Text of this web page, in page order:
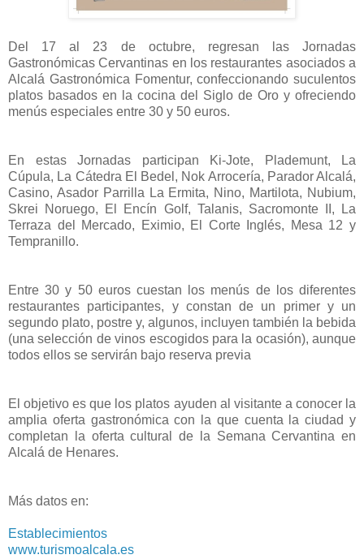
Del 17 al 23 de octubre, regresan las Jornadas
Gastronómicas Cervantinas en los restaurantes asociados a
Alcalá Gastronómica Fomentur, confeccionando suculentos
platos basados en la cocina del Siglo de Oro y ofreciendo
menús especiales entre 30 y 50 euros.
En estas Jornadas participan Ki-Jote, Plademunt, La
Cúpula, La Cátedra El Bedel, Nok Arrocería, Parador Alcalá,
Casino, Asador Parrilla La Ermita, Nino, Martilota, Nubium,
Skrei Noruego, El Encín Golf, Talanis, Sacromonte II, La
Terraza del Mercado, Eximio, El Corte Inglés, Mesa 12 y
Tempranillo.
Entre 30 y 50 euros cuestan los menús de los diferentes
restaurantes participantes, y constan de un primer y un
segundo plato, postre y, algunos, incluyen también la bebida
(una selección de vinos escogidos para la ocasión), aunque
todos ellos se servirán bajo reserva previa
El objetivo es que los platos ayuden al visitante a conocer la
amplia oferta gastronómica con la que cuenta la ciudad y
completan la oferta cultural de la Semana Cervantina en
Alcalá de Henares.
Más datos en:
Establecimientos
www.turismoalcala.es